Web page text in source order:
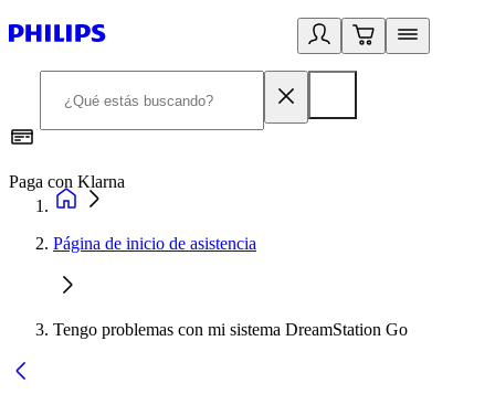
Paga con Klarna
Página de inicio de asistencia
Tengo problemas con mi sistema DreamStation Go